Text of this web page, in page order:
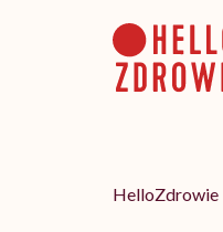
HelloZdrowie